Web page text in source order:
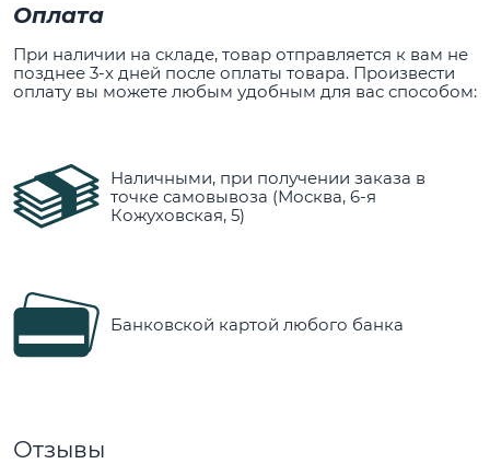
Оплата
При наличии на складе, товар отправляется к вам не
позднее 3-х дней после оплаты товара. Произвести
оплату вы можете любым удобным для вас способом:
Наличными, при получении заказа в
точке самовывоза (Москва, 6-я
Кожуховская, 5)
Банковской картой любого банка
Отзывы